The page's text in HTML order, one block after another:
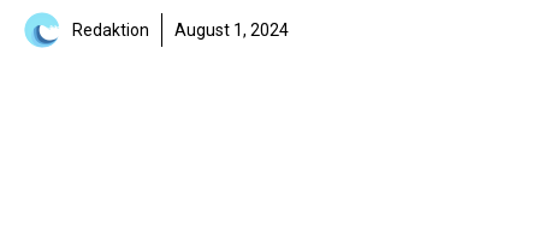
Redaktion August 1, 2024